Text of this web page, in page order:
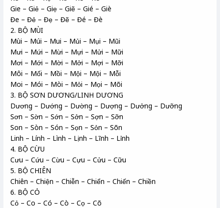
Gie – Giẻ – Giẹ – Giẽ – Gié – Giè
Đe – Đẻ – Đẹ – Đẽ – Đé – Đè
2. BỘ MÙI
Mùi – Múi – Mui – Mủi – Mụi – Mũi
Mưi – Mứi – Mừi – Mựi – Mửi – Mữi
Mơi – Mới – Mời – Mởi – Mợi – Mỡi
Môi – Mối – Mồi – Mội – Mội – Mỗi
Moi – Mói – Mòi – Mỏi – Mọi – Mõi
3. BỘ SƠN DƯƠNG/LINH DƯƠNG
Dương – Dướng – Dường – Dượng – Dưởng – Dưỡng
Sơn – Sờn – Sớn – Sởn – Sợn – Sỡn
Son – Sòn – Són – Sọn – Sỏn – Sõn
Linh – Lính – Lình – Lịnh – Lĩnh – Lỉnh
4. BỘ CỪU
Cưu – Cứu – Cừu – Cựu – Cửu – Cữu
5. BỘ CHIÊN
Chiên – Chiện – Chiễn – Chiển – Chiến – Chiền
6. BỘ CỎ
Cỏ – Co – Có – Cò – Cọ – Cõ